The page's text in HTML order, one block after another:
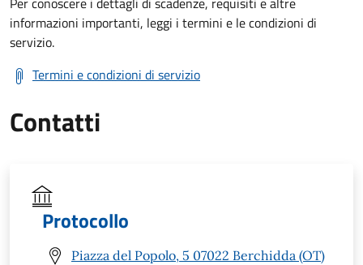
informazioni importanti, leggi i termini e le condizioni di
servizio.
Termini e condizioni di servizio
Contatti
Protocollo
Piazza del Popolo, 5 07022 Berchidda (OT)